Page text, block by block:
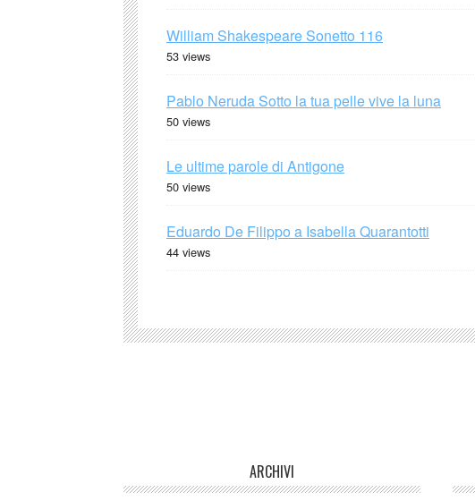
William Shakespeare Sonetto 116
53 views
Pablo Neruda Sotto la tua pelle vive la luna
50 views
Le ultime parole di Antigone
50 views
Eduardo De Filippo a Isabella Quarantotti
44 views
ARCHIVI